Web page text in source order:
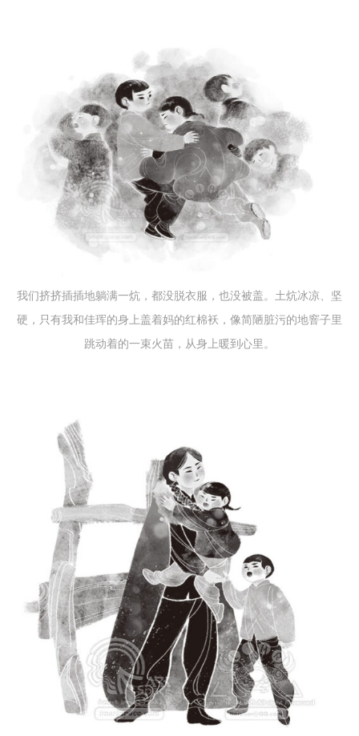
我们挤挤插插地躺满一炕，都没脱衣服，也没被盖。土炕冰凉、坚
硬，只有我和佳珲的身上盖着妈的红棉袄，像简陋脏污的地窨子里
跳动着的一束火苗，从身上暖到心里。